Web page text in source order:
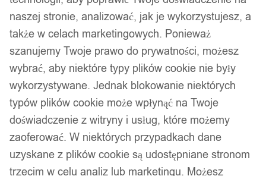
naszej stronie, analizować, jak je wykorzystujesz, a
także w celach marketingowych. Ponieważ
szanujemy Twoje prawo do prywatności, możesz
wybrać, aby niektóre typy plików cookie nie były
wykorzystywane. Jednak blokowanie niektórych
typów plików cookie może wpłynąć na Twoje
doświadczenie z witryny i usług, które możemy
zaoferować. W niektórych przypadkach dane
uzyskane z plików cookie są udostępniane stronom
trzecim w celu analiz lub marketingu. Możesz